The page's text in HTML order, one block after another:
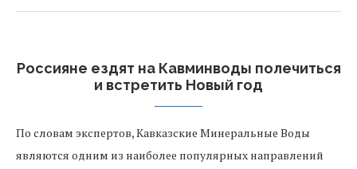
Россияне ездят на Кавминводы полечиться
и встретить Новый год
По словам экспертов, Кавказские Минеральные Воды
являются одним из наиболее популярных направлений